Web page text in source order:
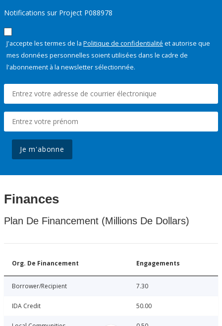
Notifications sur Project P088978
J'accepte les termes de la Politique de confidentialité et autorise que
mes données personnelles soient utilisées dans le cadre de
l'abonnement à la newsletter sélectionnée.
Je m'abonne
Finances
Plan De Financement (Millions De Dollars)
Org. De Financement Engagements
Borrower/Recipient 7.30
IDA Credit 50.00